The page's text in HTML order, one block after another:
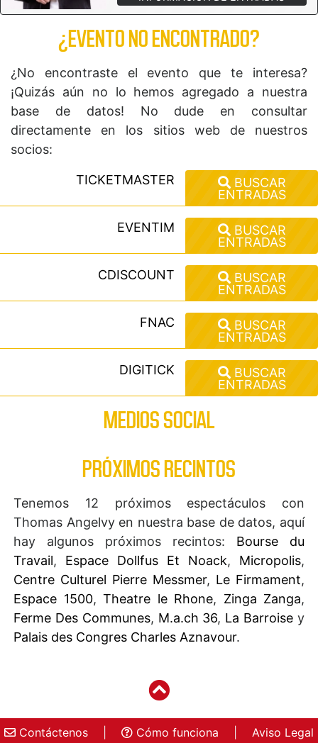
¿EVENTO NO ENCONTRADO?
¿No encontraste el evento que te interesa?
¡Quizás aún no lo hemos agregado a nuestra
base de datos! No dude en consultar
directamente en los sitios web de nuestros
socios:
TICKETMASTER
BUSCAR
ENTRADAS
EVENTIM
BUSCAR
ENTRADAS
CDISCOUNT
BUSCAR
ENTRADAS
FNAC
BUSCAR
ENTRADAS
DIGITICK
BUSCAR
ENTRADAS
MEDIOS SOCIAL
PRÓXIMOS RECINTOS
Tenemos 12 próximos espectáculos con
Thomas Angelvy en nuestra base de datos, aquí
hay algunos próximos recintos: Bourse du
Travail, Espace Dollfus Et Noack, Micropolis,
Centre Culturel Pierre Messmer, Le Firmament,
Espace 1500, Theatre le Rhone, Zinga Zanga,
Ferme Des Communes, M.a.ch 36, La Barroise y
Palais des Congres Charles Aznavour.
Contáctenos Cómo funciona Aviso Legal